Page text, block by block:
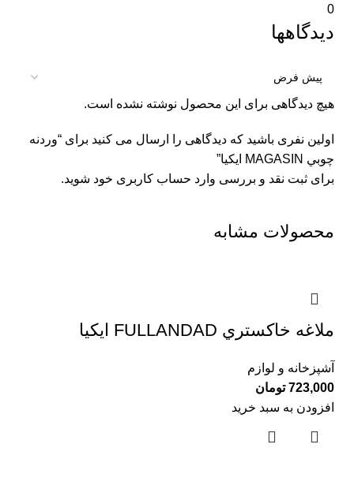
0
دیدگاهها
هیچ دیدگاهی برای این محصول نوشته نشده است.
اولین نفری باشید که دیدگاهی را ارسال می کنید برای “وردنه
چوبي MAGASIN ايكيا”
برای ثبت نقد و بررسی وارد حساب کاربری خود شوید.
محصولات مشابه
ملاغه خاكستري FULLANDAD ايكيا
آشپزخانه و لوازم
723,000 تومان
افزودن به سبد خرید